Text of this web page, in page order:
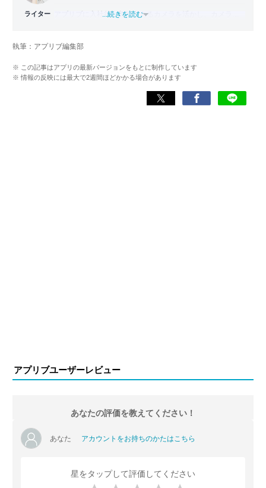
ライター
アプリブに入社後、趣味であるカメラを活かし、カメラや
「誰でも本格的にアプリを使いこなせるようになるコンテ
...続きを読む
執筆：アプリブ編集部
※ この記事はアプリの最新バージョンをもとに制作しています
※ 情報の反映には最大で2週間ほどかかる場合があります
アプリブユーザーレビュー
あなたの評価を教えてください！
あなた アカウントをお持ちのかたはこちら
星をタップして評価してください